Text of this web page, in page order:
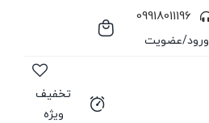
09918011196
ورود/عضویت
تخفیف
ویژه